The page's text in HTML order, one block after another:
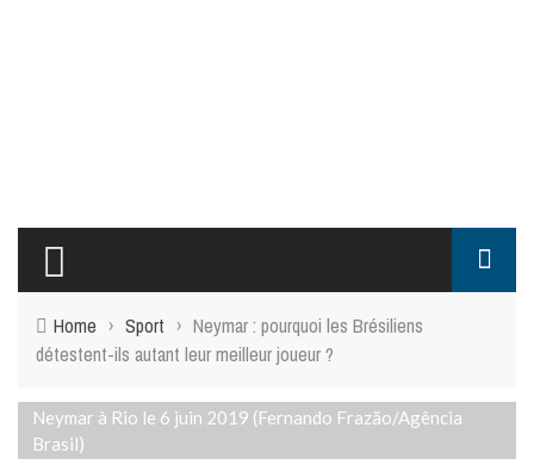
Home › Sport › Neymar : pourquoi les Brésiliens
détestent-ils autant leur meilleur joueur ?
Neymar à Rio le 6 juin 2019 (Fernando Frazão/Agência
Brasil)